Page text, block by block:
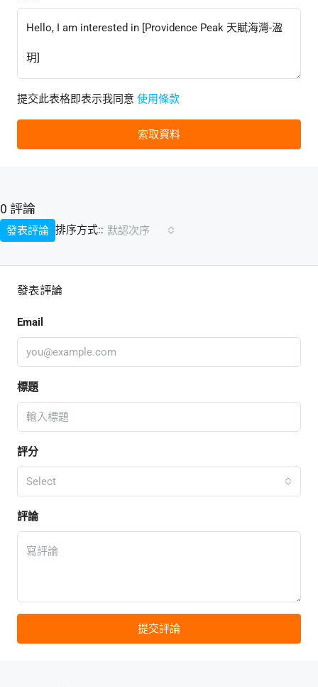
提交此表格即表示我同意 使用條款
索取資料
0 評論
排序方式:: 默認次序
發表評論
發表評論
Email
標題
評分
Select
評論
提交評論